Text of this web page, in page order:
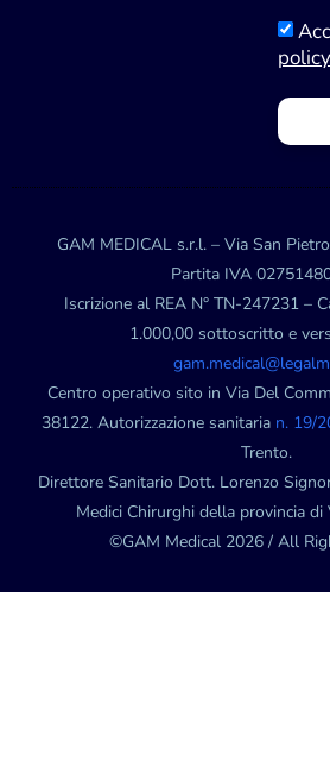
policy
GAM MEDICAL s.r.l. – Via San
Partita IVA
Iscrizione al REA N° TN-247231 –
1.000,00 sottoscritto e
Centro operativo sito in Via Del
38122. Autorizzazione sanitaria n. 19/
Trento.
Direttore Sanitario Dott. Lorenzo
Medici Chirurghi della provincia di
©GAM Medical 2026 / All